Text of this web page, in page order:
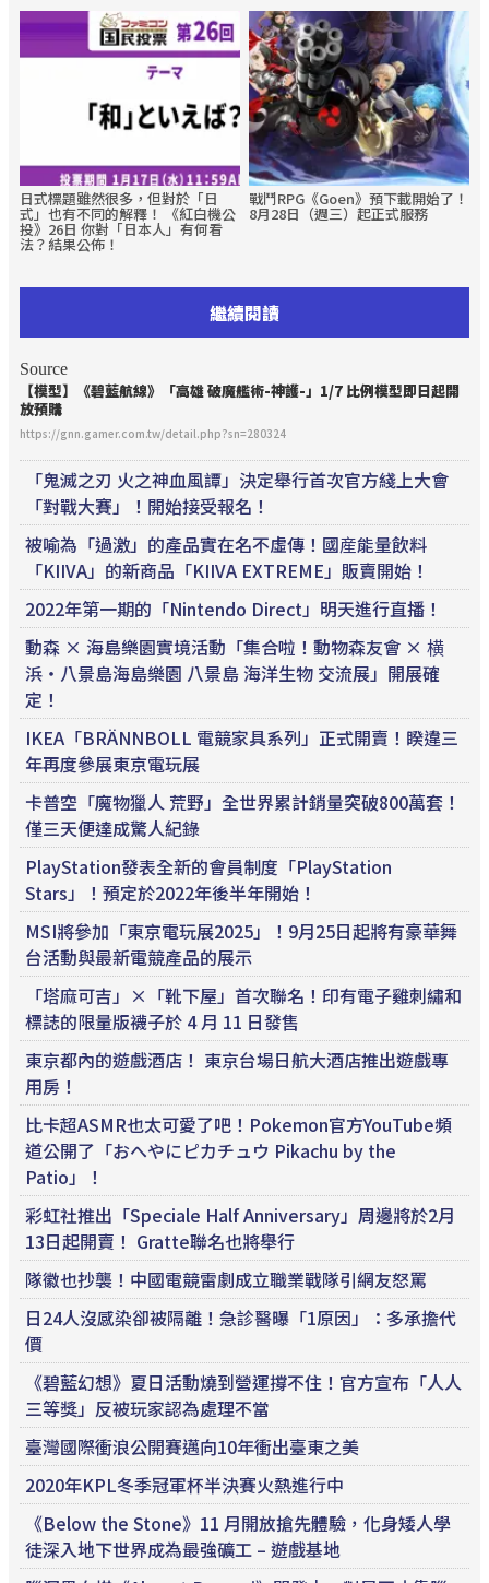
日式標題雖然很多，但對於「日
式」也有不同的解釋！ 《紅白機公
投》26日 你對「日本人」有何看
法？結果公佈！
戰鬥RPG《Goen》預下載開始了！
8月28日（週三）起正式服務
繼續閱讀
Source
【模型】《碧藍航線》「高雄 破魔艦術-神護-」1/7 比例模型即日起開
放預購
https://gnn.gamer.com.tw/detail.php?sn=280324
「鬼滅之刃 火之神血風譚」決定舉行首次官方綫上大會
「對戰大賽」！開始接受報名！
被喻為「過激」的產品實在名不虛傳！國産能量飲料
「KIIVA」的新商品「KIIVA EXTREME」販賣開始！
2022年第一期的「Nintendo Direct」明天進行直播！
動森 × 海島樂園實境活動「集合啦！動物森友會 × 横
浜・八景島海島樂園 八景島 海洋生物 交流展」開展確
定！
IKEA「BRÄNNBOLL 電競家具系列」正式開賣！睽違三
年再度參展東京電玩展
卡普空「魔物獵人 荒野」全世界累計銷量突破800萬套！
僅三天便達成驚人紀錄
PlayStation發表全新的會員制度「PlayStation
Stars」！預定於2022年後半年開始！
MSI將參加「東京電玩展2025」！9月25日起將有豪華舞
台活動與最新電競產品的展示
「塔麻可吉」×「靴下屋」首次聯名！印有電子雞刺繡和
標誌的限量版襪子於 4 月 11 日發售
東京都內的遊戲酒店！ 東京台場日航大酒店推出遊戲專
用房！
比卡超ASMR也太可愛了吧！Pokemon官方YouTube頻
道公開了「おへやにピカチュウ Pikachu by the
Patio」！
彩虹社推出「Speciale Half Anniversary」周邊將於2月
13日起開賣！ Gratte聯名也將舉行
隊徽也抄襲！中國電競雷劇成立職業戰隊引網友怒罵
日24人沒感染卻被隔離！急診醫曝「1原因」：多承擔代
價
《碧藍幻想》夏日活動燒到營運撐不住！官方宣布「人人
三等獎」反被玩家認為處理不當
臺灣國際衝浪公開賽邁向10年衝出臺東之美
2020年KPL冬季冠軍杯半決賽火熱進行中
《Below the Stone》11 月開放搶先體驗，化身矮人學
徒深入地下世界成為最強礦工 – 遊戲基地